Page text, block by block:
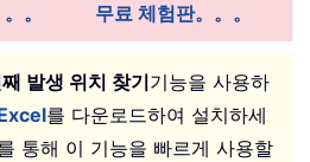
。
무료 체험판。。。
발생 위치 찾기기능을 사용하
를 다운로드하여 설치하세
통해 이 기능을 빠르게 사용할